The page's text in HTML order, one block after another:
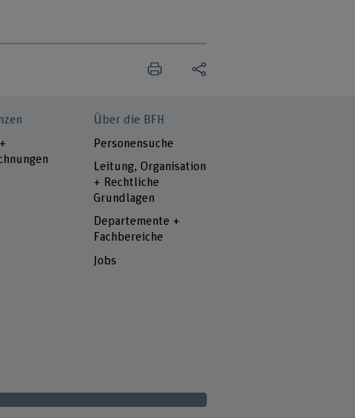
Über die BFH
Personensuche
Leitung, Organisation
+ Rechtliche
Grundlagen
Departemente +
Fachbereiche
Jobs